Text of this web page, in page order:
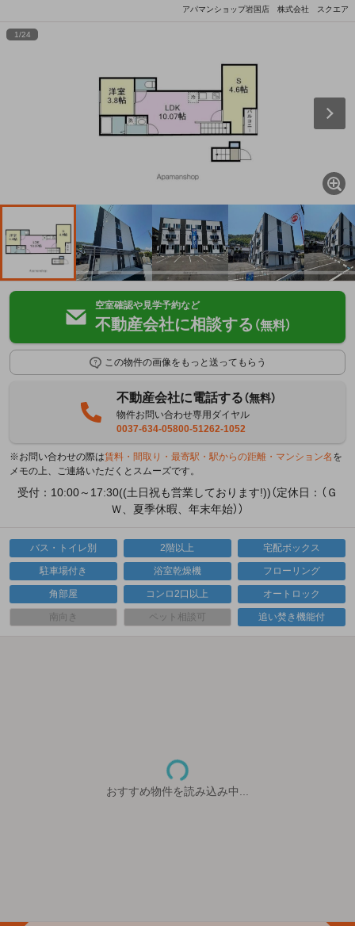
アパマンショップ岩国店 株式会社 スクエア
1/24
空室確認や見学予約など
不動産会社に相談する （無料）
この物件の画像をもっと送ってもらう
不動産会社に電話する（無料）
物件お問い合わせ専用ダイヤル
0037-634-05800-51262-1052
※お問い合わせの際は賃料・間取り・最寄駅・駅からの距離・マンション名 を
メモの上、ご連絡いただくとスムーズです。
受付：10:00～17:30((土日祝も営業しております!))（定休日：（Ｇ
Ｗ、夏季休暇、年末年始））
バス・トイレ別 2階以上 宅配ボックス
駐車場付き 浴室乾燥機 フローリング
角部屋 コンロ2口以上 オートロック
南向き ペット相談可 追い焚き機能付
おすすめ物件を読み込み中...